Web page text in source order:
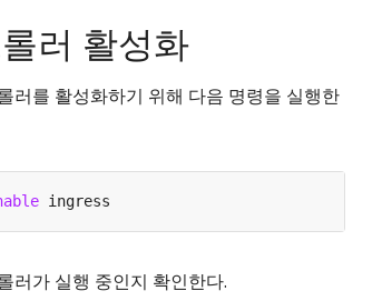
러 활성화
러를 활성화하기 위해 다음 명령을 실행한
러가 실행 중인지 확인한다.